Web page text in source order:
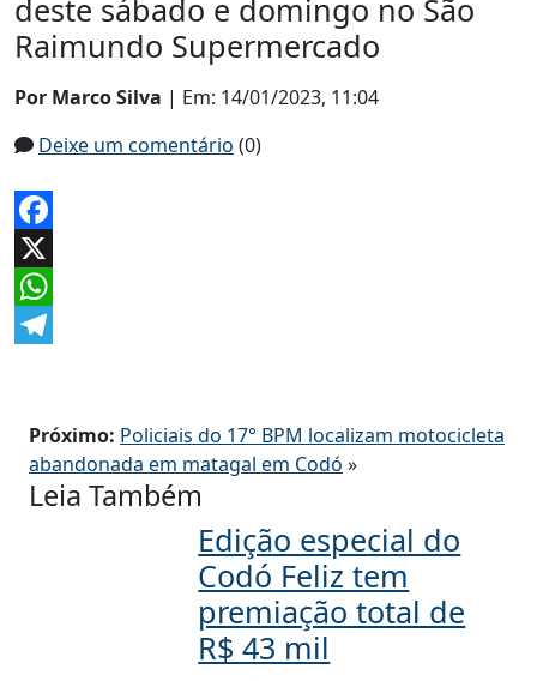
deste sábado e domingo no São
Raimundo Supermercado
Por Marco Silva | Em: 14/01/2023, 11:04
Deixe um comentário (0)
Facebook
X
WhatsApp
Próximo: Policiais do 17° BPM localizam motocicleta
abandonada em matagal em Codó »
Leia Também
Edição especial do
Codó Feliz tem
premiação total de
R$ 43 mil